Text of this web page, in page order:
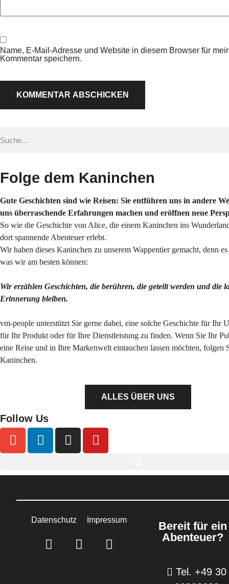
Name, E-Mail-Adresse und Website in diesem Browser für
Kommentar speichern.
Folge dem Kaninchen
Gute Geschichten sind wie Reisen: Sie entführen uns in andere
uns überraschende Erfahrungen machen und eröffnen neue
So wie die Geschichte von Alice, die einem Kaninchen ins
dort spannende Abenteuer erlebt.
Wir haben dieses Kaninchen zu unserem Wappentier gemacht, denn
was wir am besten können:
Wir erzählen Geschichten, die berühren, die geteilt werden und die
Erinnerung bleiben.
vm-people unterstützt Sie gerne dabei, eine solche Geschichte für Ihr
für Ihr Produkt oder für Ihre Dienstleistung zu finden. Wenn Sie Ihr
eine Reise und in Ihre Markenwelt eintauchen lassen möchten, folgen
Kaninchen.
ALLES ÜBER UNS
Follow Us
Datenschutz Impressum
Bereit für ein
Abenteuer?
Tel. +49 30